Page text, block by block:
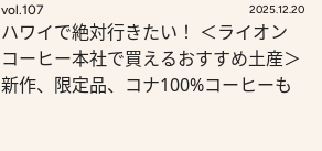
vol.107 2025.12.20
ハワイで絶対行きたい！ ＜ライオン
コーヒー本社で買えるおすすめ土産＞
新作、限定品、コナ100%コーヒーも